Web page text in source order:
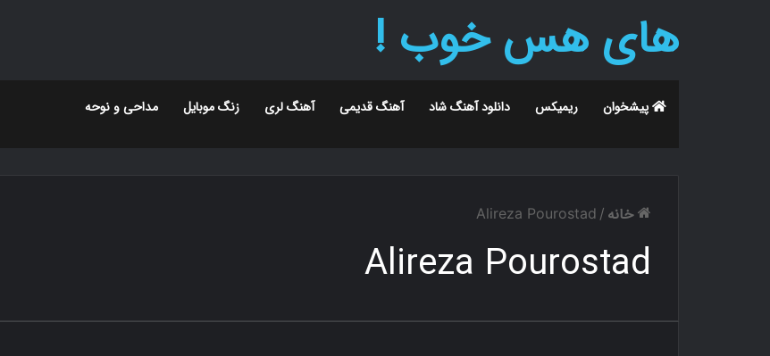
های هس خوب !
پیشخوان ریمیکس دانلود آهنگ شاد آهنگ قدیمی آهنگ لری زنگ موبایل مداحی و نوحه
خانه /
Alireza Pourostad
Alireza Pourostad